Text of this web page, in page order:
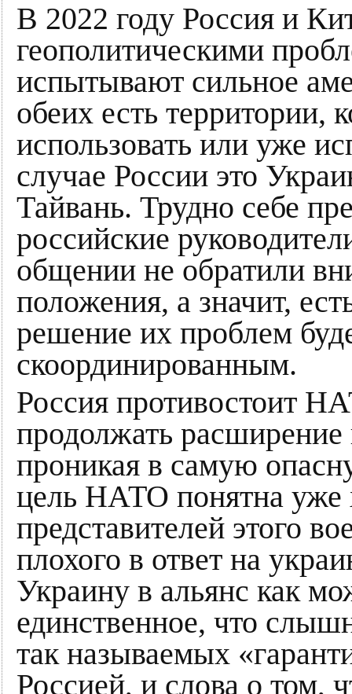
В 2022 году Россия и
геополитическими
испытывают сильное
обеих есть
использовать или уже
случае России это
Тайвань. Трудно себе
российские
общении не обратили
положения, а значит,
решение их проблем
скоординированным.
Россия противостоит
продолжать расширение
проникая в самую
цель НАТО понятна уже
представителей этого
плохого в ответ на
Украину в альянс как
единственное, что
так называемых
Россией, и слова о том,